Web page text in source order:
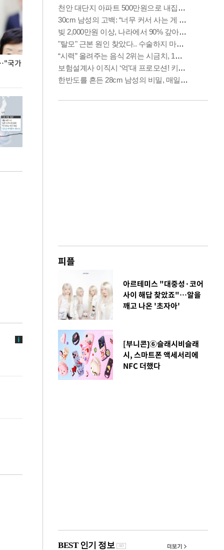
국가 홈플러스, 67개 점포 가오픈… 13일 정식 개장
오세훈 서울시
환경 점검
피플
아르테미스 "대중성·코어
사이 해답 찾았죠"…알을
깨고 나온 '초자아'
[부니콘]⑥슬래시비슬래
시, 스마트폰 액세서리에
NFC 더했다